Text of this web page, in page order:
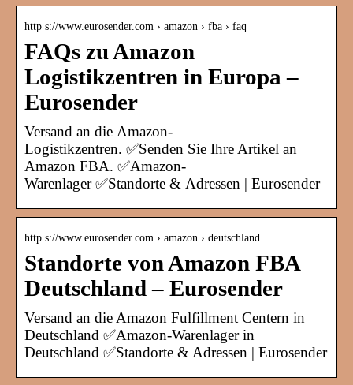
http s://www.eurosender.com › amazon › fba › faq
FAQs zu Amazon
Logistikzentren in Europa –
Eurosender
Versand an die Amazon-
Logistikzentren. ✅Senden Sie Ihre Artikel an
Amazon FBA. ✅Amazon-
Warenlager ✅Standorte & Adressen | Eurosender
http s://www.eurosender.com › amazon › deutschland
Standorte von Amazon FBA
Deutschland – Eurosender
Versand an die Amazon Fulfillment Centern in
Deutschland ✅Amazon-Warenlager in
Deutschland ✅Standorte & Adressen | Eurosender